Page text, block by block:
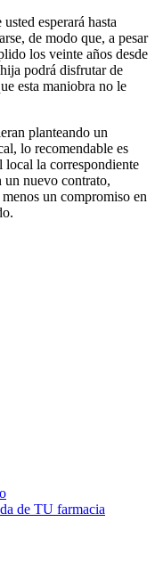
esperará hasta
de modo que, a pesar
los veinte años desde
podrá disfrutar de
esta maniobra no le
planteando un
lo recomendable es
local la correspondiente
un nuevo contrato,
un compromiso en
de TU farmacia